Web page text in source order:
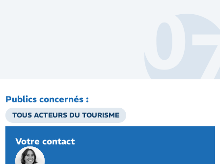
Publics concernés :
TOUS ACTEURS DU TOURISME
Votre contact